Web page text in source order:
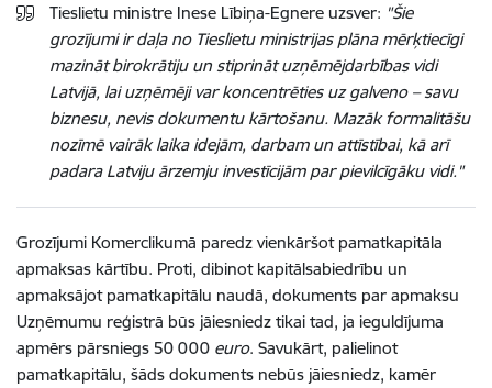
Tieslietu ministre Inese Lībiņa-Egnere uzsver: "Šie
grozījumi ir daļa no Tieslietu ministrijas plāna mērķtiecīgi
mazināt birokrātiju un stiprināt uzņēmējdarbības vidi
Latvijā, lai uzņēmēji var koncentrēties uz galveno – savu
biznesu, nevis dokumentu kārtošanu. Mazāk formalitāšu
nozīmē vairāk laika idejām, darbam un attīstībai, kā arī
padara Latviju ārzemju investīcijām par pievilcīgāku vidi."
Grozījumi Komerclikumā paredz vienkāršot pamatkapitāla
apmaksas kārtību. Proti, dibinot kapitālsabiedrību un
apmaksājot pamatkapitālu naudā, dokuments par apmaksu
Uzņēmumu reģistrā būs jāiesniedz tikai tad, ja ieguldījuma
apmērs pārsniegs 50 000 euro. Savukārt, palielinot
pamatkapitālu, šāds dokuments nebūs jāiesniedz, kamēr